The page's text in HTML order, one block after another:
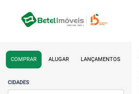
COMPRAR ALUGAR LANÇAMENTOS
CIDADES